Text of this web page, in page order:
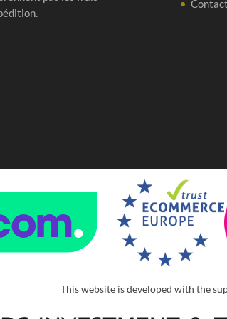
Contact
This website is developed with the